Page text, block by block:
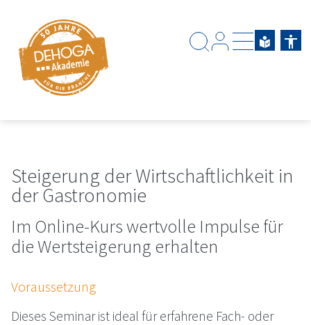
Steigerung der Wirtschaftlichkeit in
der Gastronomie
Im Online-Kurs wertvolle Impulse für
die Wertsteigerung erhalten
Voraussetzung
Dieses Seminar ist ideal für erfahrene Fach- oder